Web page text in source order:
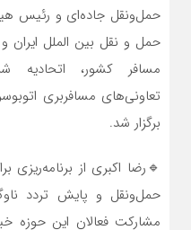
حمل‌و‌نقل جاده‌ای و رئیس
حمل و نقل بین الملل
مسافر کشور، اتحادیه
تعاونی‌های مسافربری
برگزار شد.
🔹رضا اکبری از
حمل‌ونقل و پایش تردد
مشارکت فعالان این حوزه